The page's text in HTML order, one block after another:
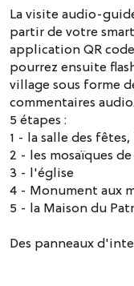
La visite audio-
partir de votre
application QR
pourrez ensuite
village sous forme
commentaires
5 étapes :
1 - la salle des
2 - les mosaïques
3 - l'église
4 - Monument aux
5 - la Maison du
Des panneaux